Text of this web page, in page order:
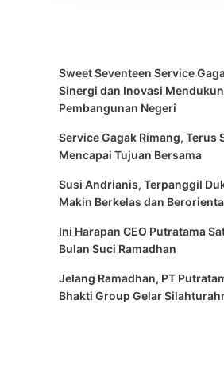
Sweet Seventeen Service
Sinergi dan Inovasi
Pembangunan Negeri
Service Gagak Rimang, Terus
Mencapai Tujuan Bersama
Susi Andrianis, Terpanggil
Makin Berkelas dan
Ini Harapan CEO Putratama
Bulan Suci Ramadhan
Jelang Ramadhan, PT
Bhakti Group Gelar